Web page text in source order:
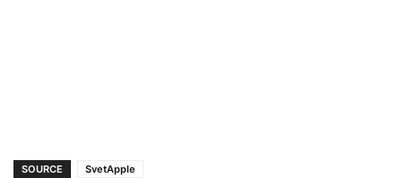
SOURCE SvetApple